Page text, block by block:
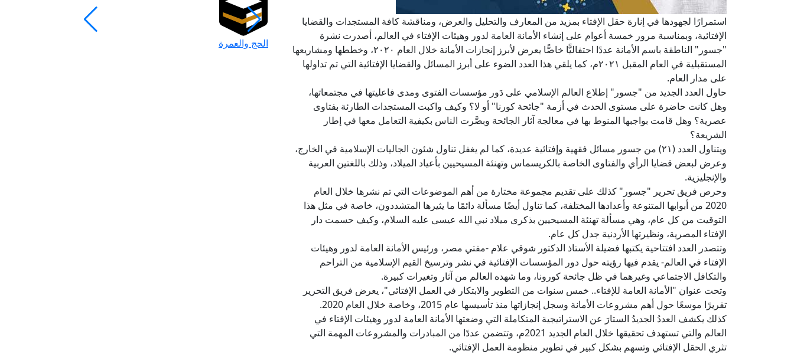
استمرارًا لجهودها في إنارة حقل الإفتاء بمزيد من المعارف والتحليل والعرض، ومناقشة كافة المستجدات والقضايا
الإفتائية، وبمناسبة مرور خمسة أعوام على إنشاء الأمانة العامة لدور وهيئات الإفتاء في العالم، أصدرت نشرة
"جسور" الناطقة باسم الأمانة عددًا احتفاليًّا خاصًّا يعرض لأبرز إنجازات الأمانة خلال العام ٢٠٢٠، وخططها ومشاريعها
المستقبلية في العام المقبل ٢٠٢١م، كما يلقي هذا العدد الضوء على أبرز المسائل والقضايا الإفتائية التي تم تداولها
على مدار العام.
حاول العدد الجديد من "جسور" إطلاع العالم الإسلامي على دَور مؤسسات الفتوى ومدى فاعليتها في مجتمعاتها،
وهل كانت حاضرة على مستوى الحدث في أزمة "جائحة كورنا" أو لا؟ وكيف واكبت المستجدات الطارئة بفتاوى
عصرية؟ وهل قامت بواجبها المنوط بها في معالجة آثار الجائحة وبصَّرت الناس بكيفية التعامل معها في إطار
الشريعة؟
ويتناول العدد (٢١) من جسور مسائل فقهية وإفتائية عديدة، كما لم يغفل تناول شئون الجاليات الإسلامية في الخارج،
وعرض لبعض قضايا الرأي والفتاوى الخاصة بالكريسماس وتهنئة المسيحيين بأعياد الميلاد، وذلك باللغتين العربية
والإنجليزية.
وحرص فريق تحرير "جسور" كذلك على تقديم مجموعة مختارة من أهم الموضوعات التي تم نشرها خلال العام
2020 من أبوابها المتنوعة وأعدادها المختلفة، كما تناول أيضًا مسألة دائمًا ما يثيرها المتشددون، خاصة في مثل هذا
التوقيت من كل عام، وهي مسألة تهنئة المسيحيين بذكرى ميلاد نبي الله عيسى عليه السلام، وكيف حسمت دار
الإفتاء المصرية، ونظيرتها الأردنية جدل كل عام.
وتتصدر العدد افتتاحية يكتبها فضيلة الأستاذ الدكتور شوقي علام -مفتي مصر، ورئيس الأمانة العامة لدور وهيئات
الإفتاء في العالم- يقدم فيها رؤيته حول دور المؤسسات الإفتائية في نشر وترسيخ القيم الإسلامية من التراحم
والتكافل الاجتماعي وغيرهما في ظل جائحة كورونا، وما شهده العالم من آثار وتغيرات كبيرة.
وتحت عنوان "الأمانة العامة للإفتاء.. خمس سنوات من التطوير والابتكار في العمل الإفتائي"، يعرض فريق التحرير
تقريرًا موسعًا حول أهم مشروعات الأمانة وسجل إنجازاتها منذ تأسيسها عام 2015، وخاصة خلال العام 2020.
كذلك يكشف العددُ الجديدُ الستارَ عن الاستراتيجية المتكاملة التي وضعتها الأمانة العامة لدور وهيئات الإفتاء في
العالم والتي تستهدف تحقيقها خلال العام الجديد 2021م، وتتضمن عددًا من المبادرات والمشروعات المهمة التي
تثري الحقل الإفتائي وتسهم بشكل كبير في تطوير منظومة العمل الإفتائي.
الحج والعمرة